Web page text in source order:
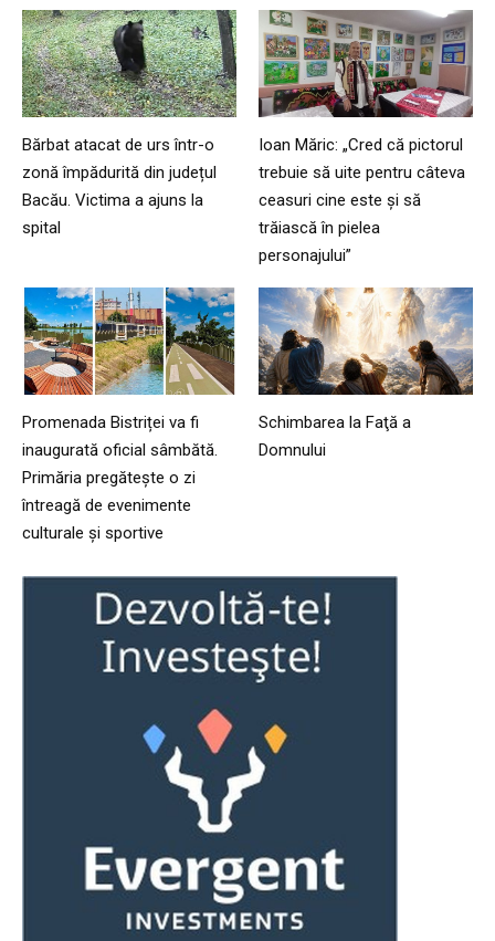
Bărbat atacat de urs într-o
zonă împădurită din județul
Bacău. Victima a ajuns la
spital
Ioan Măric: „Cred că pictorul
trebuie să uite pentru câteva
ceasuri cine este și să
trăiască în pielea
personajului”
Promenada Bistriței va fi
inaugurată oficial sâmbătă.
Primăria pregătește o zi
întreagă de evenimente
culturale și sportive
Schimbarea la Faţă a
Domnului